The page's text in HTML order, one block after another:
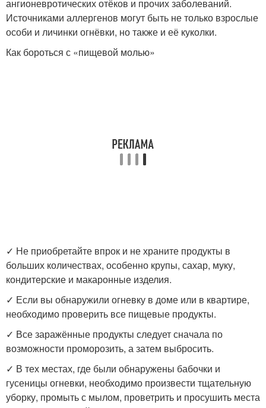
ангионевротических отёков и прочих заболеваний.
Источниками аллергенов могут быть не только взрослые
особи и личинки огнёвки, но также и её куколки.
Как бороться с «пищевой молью»
✓ Не приобретайте впрок и не храните продукты в
больших количествах, особенно крупы, сахар, муку,
кондитерские и макаронные изделия.
✓ Если вы обнаружили огневку в доме или в квартире,
необходимо проверить все пищевые продукты.
✓ Все заражённые продукты следует сначала по
возможности проморозить, а затем выбросить.
✓ В тех местах, где были обнаружены бабочки и
гусеницы огневки, необходимо произвести тщательную
уборку, промыть с мылом, проветрить и просушить места